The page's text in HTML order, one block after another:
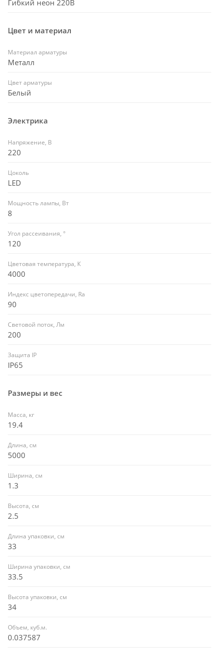
Гибкий неон 220В
Цвет и материал
Материал арматуры
Металл
Цвет арматуры
Белый
Электрика
Напряжение, В
220
Цоколь
LED
Мощность лампы, Вт
8
Угол рассеивания, °
120
Цветовая температура, К
4000
Индекс цветопередачи, Ra
90
Световой поток, Лм
200
Защита IP
IP65
Размеры и вес
Масса, кг
19.4
Длина, см
5000
Ширина, см
1.3
Высота, см
2.5
Длина упаковки, см
33
Ширина упаковки, см
33.5
Высота упаковки, см
34
Объем, куб.м.
0.037587